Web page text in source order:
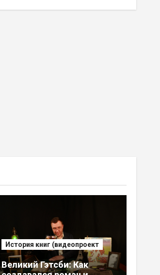
История книг (видеопроект
Великий Гэтсби: Как